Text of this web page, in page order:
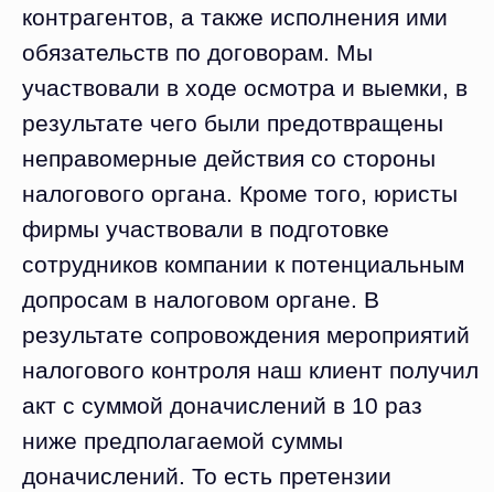
контрагентов, а также исполнения ими
обязательств по договорам. Мы
участвовали в ходе осмотра и выемки, в
результате чего были предотвращены
неправомерные действия со стороны
налогового органа. Кроме того, юристы
фирмы участвовали в подготовке
сотрудников компании к потенциальным
допросам в налоговом органе. В
результате сопровождения мероприятий
налогового контроля наш клиент получил
акт с суммой доначислений в 10 раз
ниже предполагаемой суммы
доначислений. То есть претензии